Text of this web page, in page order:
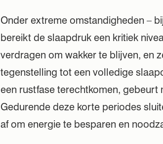
Onder extreme omstandigheden –
bereikt de slaapdruk een kritiek
verdragen om wakker te blijven, en
tegenstelling tot een volledige
een rustfase terechtkomen,
Gedurende deze korte periodes
af om energie te besparen en